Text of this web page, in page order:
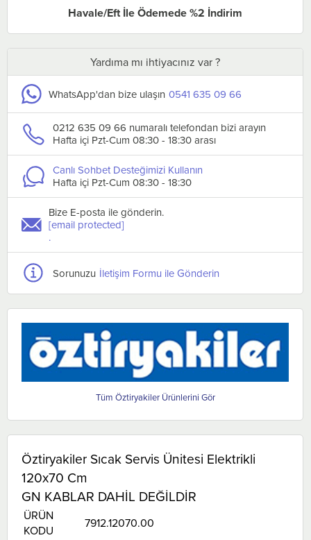
Havale/Eft İle Ödemede %2 İndirim
Yardıma mı ihtiyacınız var ?
WhatsApp'dan bize ulaşın 0541 635 09 66
0212 635 09 66 numaralı telefondan bizi arayın
Hafta içi Pzt-Cum 08:30 - 18:30 arası
Canlı Sohbet Desteğimizi Kullanın
Hafta içi Pzt-Cum 08:30 - 18:30
Bize E-posta ile gönderin.
[email protected]
.
Sorunuzu İletişim Formu ile Gönderin
Öztiryakiler
Öztiryakiler Sıcak Servis Ünitesi Elektrikli
120x70 Cm
GN KABLAR DAHİL DEĞİLDİR
ÜRÜN
KODU
7912.12070.00